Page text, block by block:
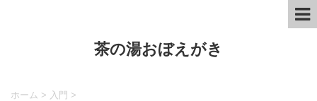
茶の湯おぼえがき
ホーム > 入門 >